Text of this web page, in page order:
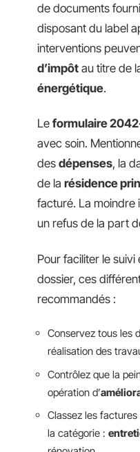
de documents
disposant du label
interventions
d’impôt au titre de
énergétique.
Le formulaire
avec soin.
des dépenses, la
de la résidence
facturé. La moindre
un refus de la part
Pour faciliter le
dossier, ces
recommandés :
Conservez tous les
réalisation des
Contrôlez que la
opération d’
Classez les factures
la catégorie :